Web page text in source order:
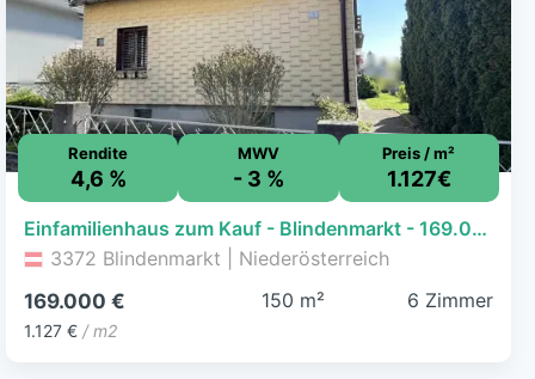
Rendite
4,6 %
MWV
- 3 %
Preis / m²
1.127€
Einfamilienhaus zum Kauf - Blindenmarkt - 169.000 € - 6 Zimmer, 150 m², 728 m² Grundstück
3372 Blindenmarkt | Niederösterreich
169.000 €
1.127 € / m2
150 m² 6 Zimmer